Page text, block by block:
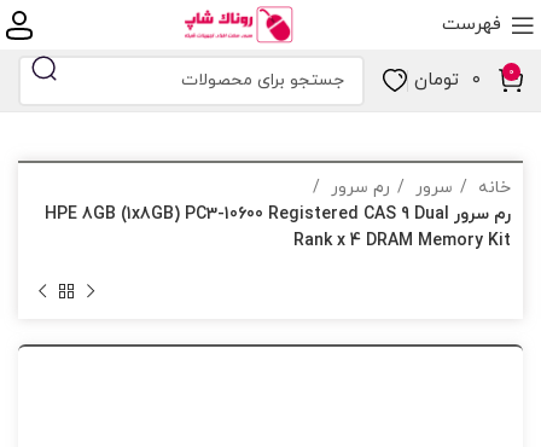
فهرست
0 ۰ تومان
خانه سرور
رم سرور
رم سرور HPE 8GB (1x8GB) PC3-10600 Registered CAS 9 Dual
Rank x 4 DRAM Memory Kit